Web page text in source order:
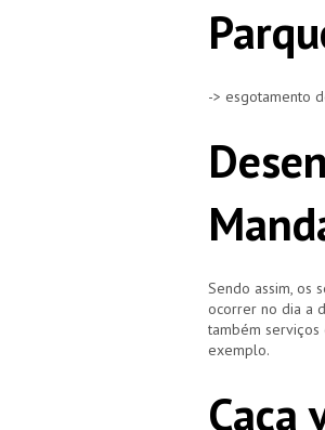
-> esgotamento
Sendo assim, os
ocorrer no dia a
também serviços
exemplo.
Caça